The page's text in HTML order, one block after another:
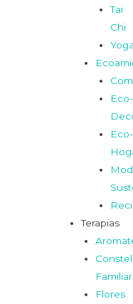
Tai
Chi
Eco-
Eco-
Terapias
Flores